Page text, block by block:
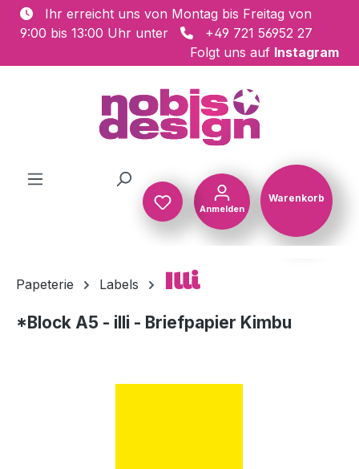
Zum Hauptinhalt springen
Ihr erreicht uns von Montag bis Freitag von
9:00 bis 13:00 Uhr unter
+49 721 56952 27
Folgt uns auf Instagram
Anmelden
Warenkorb
Papeterie Labels Illi
*Block A5 - illi - Briefpapier Kimbu